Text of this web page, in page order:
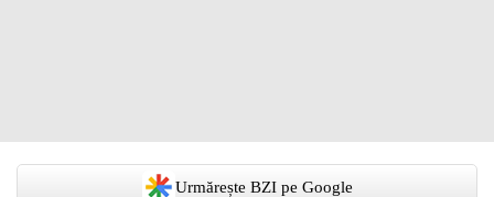
Urmărește BZI pe Google